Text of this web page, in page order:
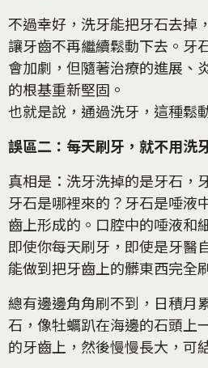
不過幸好，洗牙能把牙石去掉
讓牙齒不再繼續鬆動下去。牙
會加劇，但隨著治療的進展、
的根基重新堅固。
也就是說，通過洗牙，這種鬆
誤區二：每天刷牙，就不用洗
真相是：洗牙洗掉的是牙石，
牙石是哪裡來的？牙石是唾液
齒上形成的。口腔中的唾液和
即使你每天刷牙，即使是牙醫
能做到把牙齒上的髒東西完全
總有邊邊角角刷不到，日積月
石，像牡蠣趴在海邊的石頭上
的牙齒上，然後慢慢長大，可